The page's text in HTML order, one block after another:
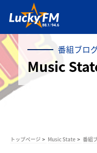
番組ブロ
Music
トップページ Music State 番組